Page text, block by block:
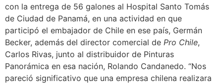
con la entrega de 56 galones al Hospital Santo Tomás
de Ciudad de Panamá, en una actividad en que
participó el embajador de Chile en ese país, Germán
Becker, además del director comercial de Pro Chile,
Carlos Rivas, junto al distribuidor de Pinturas
Panorámica en esa nación, Rolando Candanedo. “Nos
pareció significativo que una empresa chilena realizara